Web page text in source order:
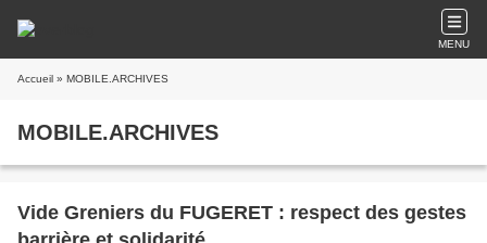
MENU
Accueil » MOBILE.ARCHIVES
MOBILE.ARCHIVES
Vide Greniers du FUGERET : respect des gestes